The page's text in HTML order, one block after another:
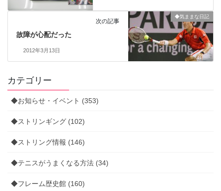
◆気ままな日記
次の記事
故障が心配だった
2012年3月13日
カテゴリー
◆お知らせ・イベント (353)
◆ストリンギング (102)
◆ストリング情報 (146)
◆テニスがうまくなる方法 (34)
◆フレーム歴史館 (160)